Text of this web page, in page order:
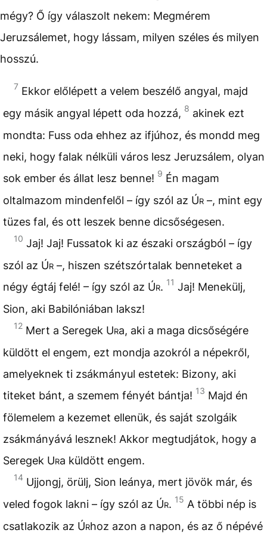
mégy? Ő így válaszolt nekem: Megmérem
Jeruzsálemet, hogy lássam, milyen széles és milyen
hosszú.
7 Ekkor előlépett a velem beszélő angyal, majd
egy másik angyal lépett oda hozzá, 8 akinek ezt
mondta: Fuss oda ehhez az ifjúhoz, és mondd meg
neki, hogy falak nélküli város lesz Jeruzsálem, olyan
sok ember és állat lesz benne! 9 Én magam
oltalmazom mindenfelől – így szól az Úr –, mint egy
tüzes fal, és ott leszek benne dicsőségesen.
10 Jaj! Jaj! Fussatok ki az északi országból – így
szól az Úr –, hiszen szétszórtalak benneteket a
négy égtáj felé! – így szól az Úr. 11 Jaj! Menekülj,
Sion, aki Babilóniában laksz!
12 Mert a Seregek Ura, aki a maga dicsőségére
küldött el engem, ezt mondja azokról a népekről,
amelyeknek ti zsákmányul estetek: Bizony, aki
titeket bánt, a szemem fényét bántja! 13 Majd én
fölemelem a kezemet ellenük, és saját szolgáik
zsákmányává lesznek! Akkor megtudjátok, hogy a
Seregek Ura küldött engem.
14 Ujjongj, örülj, Sion leánya, mert jövök már, és
veled fogok lakni – így szól az Úr. 15 A többi nép is
csatlakozik az Úrhoz azon a napon, és az ő népévé